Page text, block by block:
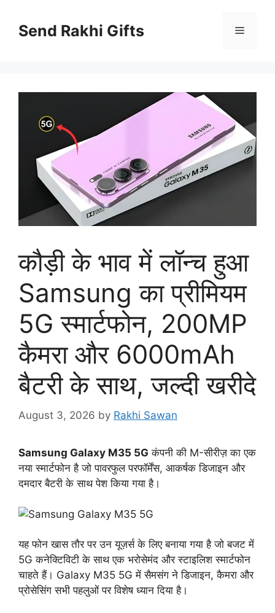
contentSend Rakhi Gifts Menu
कौड़ी के भाव में लॉन्च हुआ
Samsung का प्रीमियम
5G स्मार्टफोन, 200MP
कैमरा और 6000mAh
बैटरी के साथ, जल्दी खरीदे
August 3, 2026 by Rakhi Sawan
Samsung Galaxy M35 5G कंपनी की M-सीरीज़ का एक
नया स्मार्टफोन है जो पावरफुल परफॉर्मेंस, आकर्षक डिजाइन और
दमदार बैटरी के साथ पेश किया गया है।
यह फोन खास तौर पर उन यूज़र्स के लिए बनाया गया है जो बजट में
5G कनेक्टिविटी के साथ एक भरोसेमंद और स्टाइलिश स्मार्टफोन
चाहते हैं। Galaxy M35 5G में सैमसंग ने डिजाइन, कैमरा और
प्रोसेसिंग सभी पहलुओं पर विशेष ध्यान दिया है।